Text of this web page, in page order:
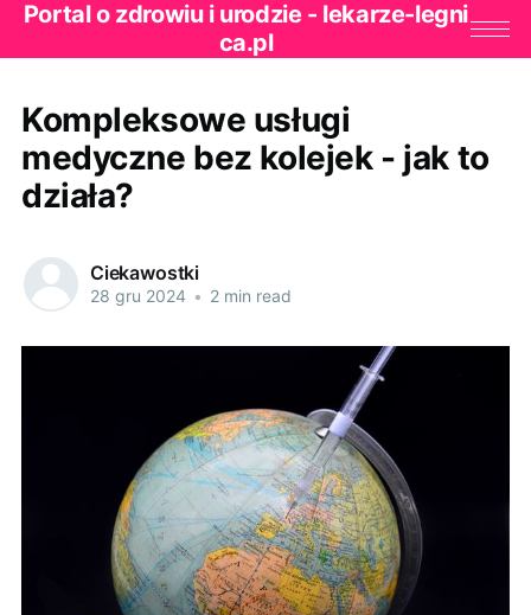
Portal o zdrowiu i urodzie - lekarze-legni
ca.pl
Kompleksowe usługi
medyczne bez kolejek - jak to
działa?
Ciekawostki
28 gru 2024 • 2 min read